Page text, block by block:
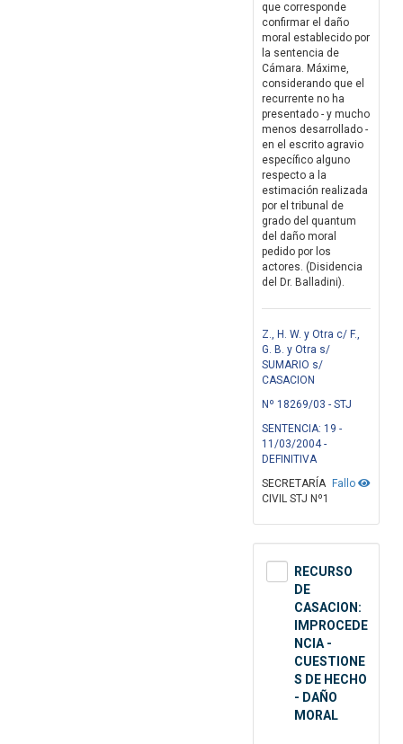
que corresponde
confirmar el daño
moral establecido por
la sentencia de
Cámara. Máxime,
considerando que el
recurrente no ha
presentado - y mucho
menos desarrollado -
en el escrito agravio
específico alguno
respecto a la
estimación realizada
por el tribunal de
grado del quantum
del daño moral
pedido por los
actores. (Disidencia
del Dr. Balladini).
Z., H. W. y Otra c/ F.,
G. B. y Otra s/
SUMARIO s/
CASACION
Nº 18269/03 - STJ
SENTENCIA: 19 -
11/03/2004 -
DEFINITIVA
Fallo
SECRETARÍA
CIVIL STJ Nº1
RECURSO
DE
CASACION:
IMPROCEDE
NCIA -
CUESTIONE
S DE HECHO
- DAÑO
MORAL